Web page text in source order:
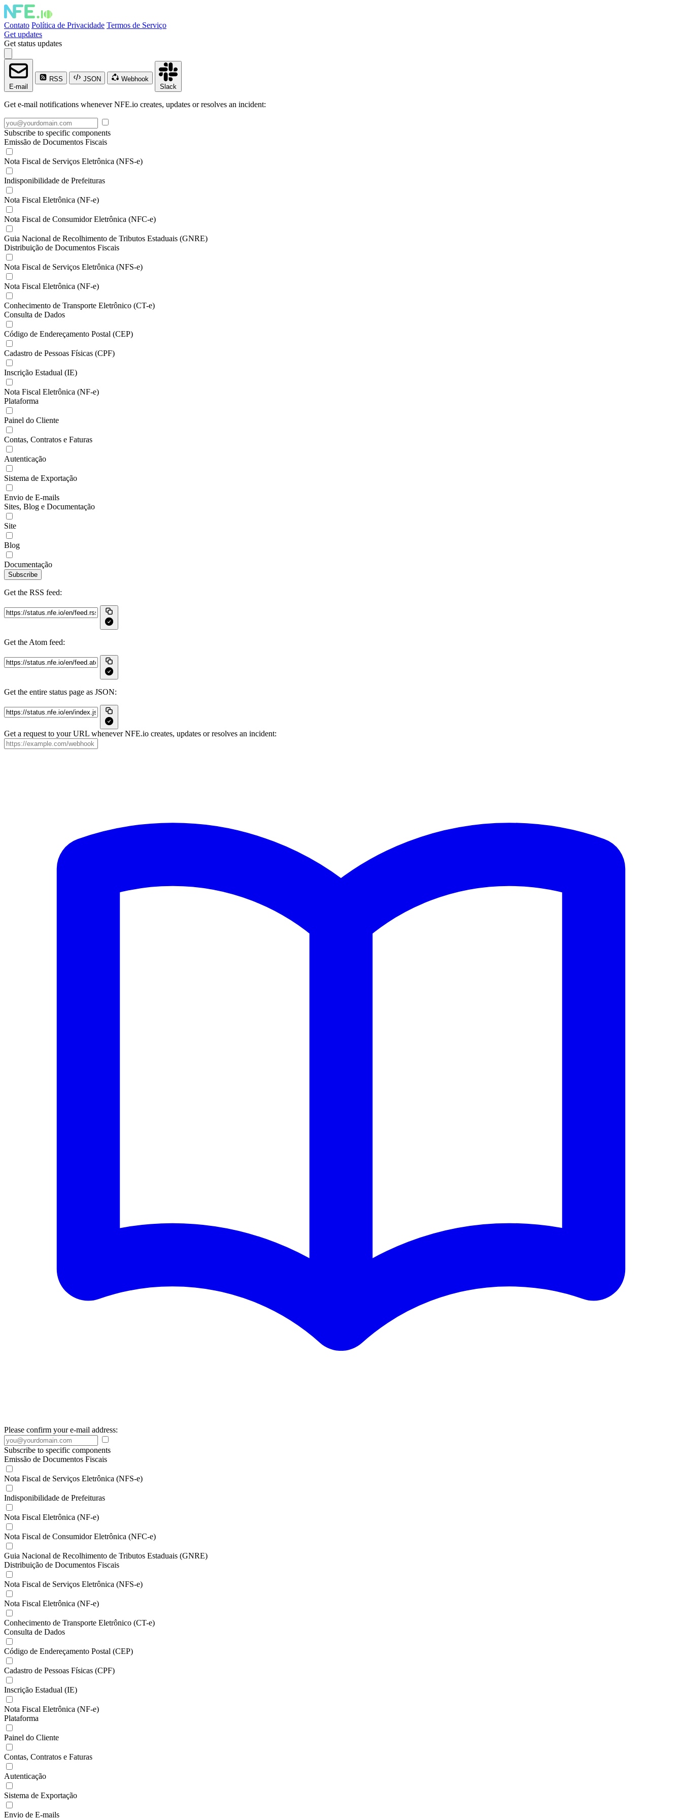
Contato Política de Privacidade Termos de Serviço
Get updates
Get status updates
E-mail
RSS JSON
Webhook
Slack
Get e-mail notifications whenever NFE.io creates, updates or resolves an incident:
Subscribe to specific components
Emissão de Documentos Fiscais
Nota Fiscal de Serviços Eletrônica (NFS-e)
Indisponibilidade de Prefeituras
Nota Fiscal Eletrônica (NF-e)
Nota Fiscal de Consumidor Eletrônica (NFC-e)
Guia Nacional de Recolhimento de Tributos Estaduais (GNRE)
Distribuição de Documentos Fiscais
Nota Fiscal de Serviços Eletrônica (NFS-e)
Nota Fiscal Eletrônica (NF-e)
Conhecimento de Transporte Eletrônico (CT-e)
Consulta de Dados
Código de Endereçamento Postal (CEP)
Cadastro de Pessoas Físicas (CPF)
Inscrição Estadual (IE)
Nota Fiscal Eletrônica (NF-e)
Plataforma
Painel do Cliente
Contas, Contratos e Faturas
Autenticação
Sistema de Exportação
Envio de E-mails
Sites, Blog e Documentação
Site
Blog
Documentação
Subscribe
Get the RSS feed:
Get the Atom feed:
Get the entire status page as JSON:
Get a request to your URL whenever NFE.io creates, updates or resolves an incident:
Please confirm your e-mail address:
Subscribe to specific components
Emissão de Documentos Fiscais
Nota Fiscal de Serviços Eletrônica (NFS-e)
Indisponibilidade de Prefeituras
Nota Fiscal Eletrônica (NF-e)
Nota Fiscal de Consumidor Eletrônica (NFC-e)
Guia Nacional de Recolhimento de Tributos Estaduais (GNRE)
Distribuição de Documentos Fiscais
Nota Fiscal de Serviços Eletrônica (NFS-e)
Nota Fiscal Eletrônica (NF-e)
Conhecimento de Transporte Eletrônico (CT-e)
Consulta de Dados
Código de Endereçamento Postal (CEP)
Cadastro de Pessoas Físicas (CPF)
Inscrição Estadual (IE)
Nota Fiscal Eletrônica (NF-e)
Plataforma
Painel do Cliente
Contas, Contratos e Faturas
Autenticação
Sistema de Exportação
Envio de E-mails